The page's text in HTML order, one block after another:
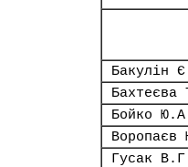
Бакулін
Бахтеєва
Бойко
Воропаєв
Гусак